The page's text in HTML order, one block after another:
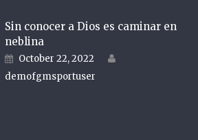
Sin conocer a Dios es caminar en
neblina
Posted on
October 22, 2022
demofgmsportuser